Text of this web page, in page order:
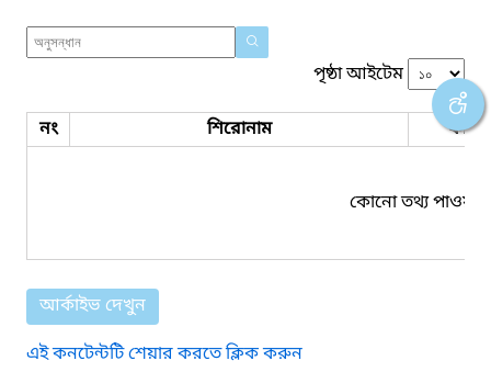
পৃষ্ঠা আইটেম
নং শিরোনাম ফাইল
কোনো তথ্য পাওয়া
আর্কাইভ দেখুন
এই কনটেন্টটি শেয়ার করতে ক্লিক করুন